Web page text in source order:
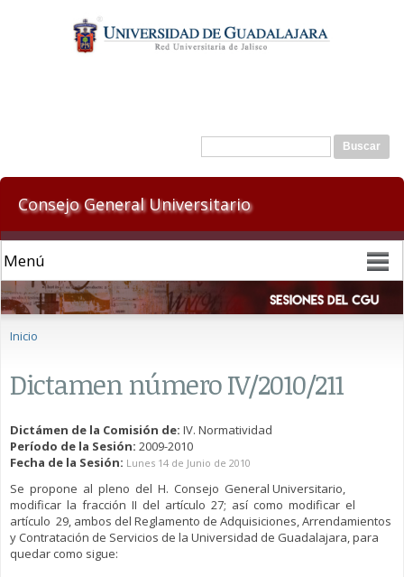
contenido
principal
Formulario de búsqueda
Buscar
Consejo General Universitario
Inicio
Dictamen número IV/2010/211
Dictámen de la Comisión de: IV. Normatividad
Período de la Sesión: 2009-2010
Fecha de la Sesión: Lunes 14 de Junio de 2010
Se propone al pleno del H. Consejo General Universitario,
modificar la fracción II del artículo 27; así como modificar el
artículo 29, ambos del Reglamento de Adquisiciones, Arrendamientos
y Contratación de Servicios de la Universidad de Guadalajara, para
quedar como sigue: